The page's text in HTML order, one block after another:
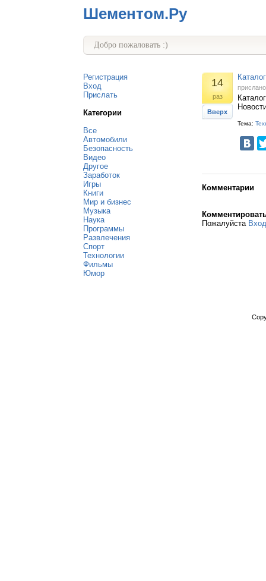
Шементом.Ру
Добро пожаловать :)
Регистрация
Вход
Прислать
Категории
Все
Автомобили
Безопасность
Видео
Другое
Заработок
Игры
Книги
Мир и бизнес
Музыка
Наука
Программы
Развлечения
Спорт
Технологии
Фильмы
Юмор
14
раз
Вверх
Тема:
Комментарии
Пожалуйста Вход